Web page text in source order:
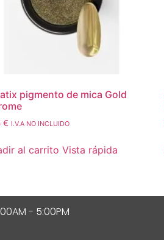
pigmento de mica Gold
€ I.V.A NO INCLUIDO
al carrito Vista rápida
- 5:00PM